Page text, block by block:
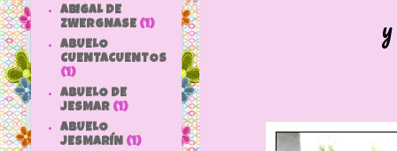
ABIGAL DE
ZWERGNASE (1)
ABUELO
CUENTACUENTOS
(1)
ABUELO DE
JESMAR (1)
ABUELO
JESMARÍN (1)